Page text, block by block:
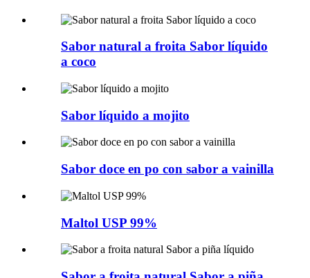
Sabor natural a froita Sabor líquido
a coco
Sabor líquido a mojito
Sabor doce en po con sabor a vainilla
Maltol USP 99%